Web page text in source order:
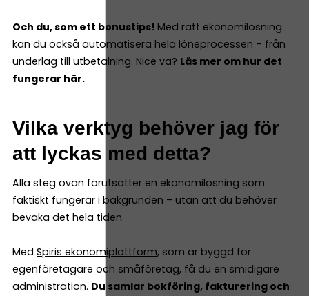
Och du, som ett bonustips! Med rätt ekonomilösning
kan du också automatisera hela löneprocessen – från
underlag till utbetalning. Nice va? Läs mer om hur det
fungerar här.
Vilka verktyg behöver jag för
att lyckas med detta?
Alla steg ovan förutsätter en ekonomilösning som
faktiskt fungerar i bakgrunden – utan att du behöver
bevaka det hela tiden.
Med Spiris ekonomiplattform, som är byggd för
egenföretagare och småföretag, få du en smidigare
administration. Du samlar bokföring, fakturering och